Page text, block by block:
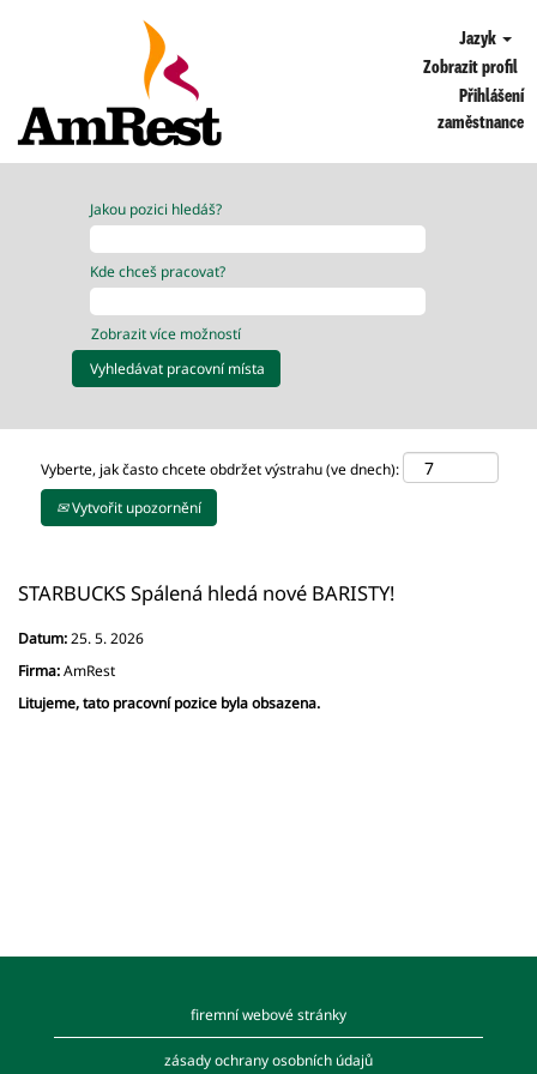
Jazyk
Zobrazit profil
Přihlášení
zaměstnance
Jakou pozici hledáš?
Kde chceš pracovat?
Zobrazit více možností
Vyberte, jak často chcete obdržet výstrahu (ve dnech):
Vytvořit upozornění
STARBUCKS Spálená hledá nové BARISTY!
Datum:25. 5. 2026
Firma:AmRest
Litujeme, tato pracovní pozice byla obsazena.
firemní webové stránky
zásady ochrany osobních údajů